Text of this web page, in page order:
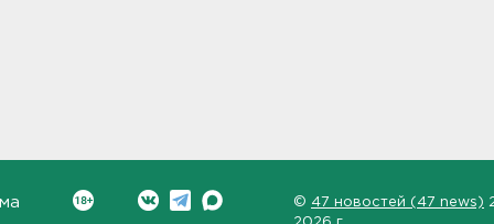
© 47 новостей (47 news)